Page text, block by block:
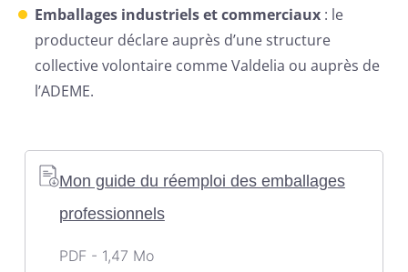
Emballages industriels et commerciaux : le
producteur déclare auprès d’une structure
collective volontaire comme Valdelia ou auprès de
l’ADEME.
Mon guide du réemploi des emballages
professionnels
PDF - 1,47 Mo